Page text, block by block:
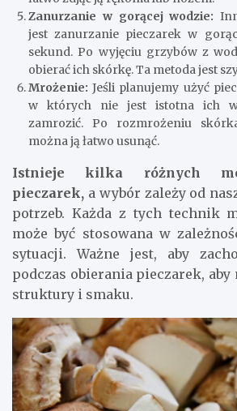
Zanurzanie w gorącej wodzie:
jest zanurzanie pieczarek w
sekund. Po wyjęciu grzybów z
obierać ich skórkę. Ta metoda jest
Mrożenie: Jeśli planujemy użyć
w których nie jest istotna ich
zamrozić. Po rozmrożeniu
można ją łatwo usunąć.
Istnieje kilka różnych
pieczarek, a wybór zależy od
potrzeb. Każda z tych technik
może być stosowana w
sytuacji. Ważne jest, aby
podczas obierania pieczarek,
struktury i smaku.